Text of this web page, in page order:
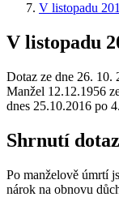
V listopadu
V listopadu
Dotaz ze dne 26. 10.
Manžel 12.12.1956
dnes 25.10.2016 po
Shrnutí
Po manželově úmrtí
nárok na obnovu